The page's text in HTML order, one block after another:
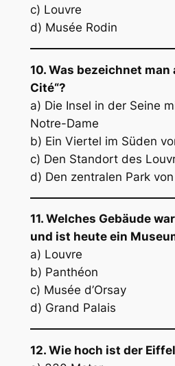
c) Louvre
d) Musée Rodin
10. Was bezeichnet man
Cité“?
a) Die Insel in der Seine
Notre-Dame
b) Ein Viertel im Süden
c) Den Standort des
d) Den zentralen Park
11. Welches Gebäude
und ist heute ein
a) Louvre
b) Panthéon
c) Musée d’Orsay
d) Grand Palais
12. Wie hoch ist der